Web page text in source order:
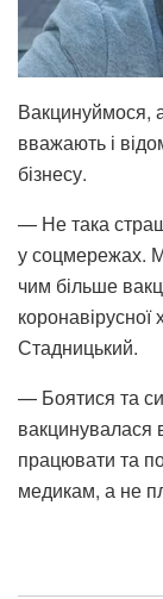
Вакцинуймося,
вважають і
бізнесу.
— Не така
у соцмережах.
чим більше
Стадницький.
— Боятися та
вакцинувалася
працювати та
медикам, а не